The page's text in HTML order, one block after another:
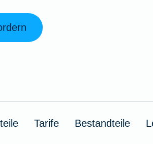
Tarife Bestandteile